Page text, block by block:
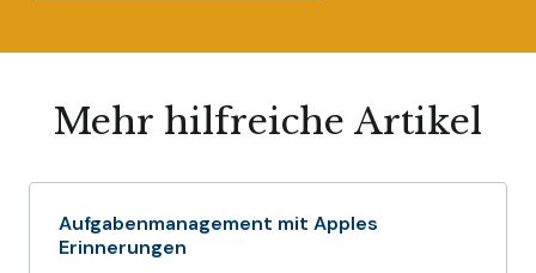
Mehr hilfreiche Artikel
Aufgabenmanagement mit Apples
Erinnerungen